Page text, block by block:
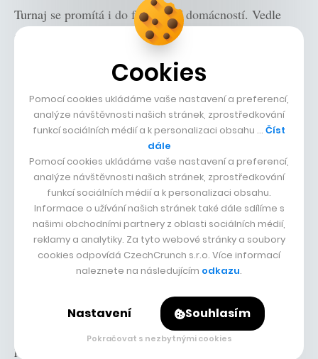
Turnaj se promítá i do fungování domácností. Vedle
samotných zápasů se tak v řadě z nich odehrává
ke spokojenosti všech. Více než 15 procent lidí je
ochotných kompenzovat noční sledování partnerovi
například převzetím neoblíbených domácích povinností,
11,5 procenta pak volí i jiné formy „úplatků“, například
vaření nebo pozvání do restaurace. Někteří si také
pořídili kvalitní bezdrátová sluchátka, aby sledováním
okolí nerušili. Téměř pětina respondentů je suverénní –
tvrdí, že se kvůli fotbalu nehodlá nijak omezovat, a
očekává, že se domácnost jednoduše přizpůsobí.
testem výdrže. Přesto platí, že podobné turnaje
pravidelně přinášejí momenty, kvůli nimž fanoušci rádi
podstupují trochu nepohodlí.
Cookies
Pomocí cookies ukládáme vaše nastavení a preferencí,
analýze návštěvnosti našich stránek, zprostředkování
funkcí sociálních médií a k personalizaci obsahu … Číst
dále
Pomocí cookies ukládáme vaše nastavení a preferencí,
analýze návštěvnosti našich stránek, zprostředkování
funkcí sociálních médií a k personalizaci obsahu.
Informace o užívání našich stránek také dále sdílíme s
našimi obchodními partnery z oblasti sociálních médií,
reklamy a analytiky. Za tyto webové stránky a soubory
cookies odpovídá CzechCrunch s.r.o. Více informací
naleznete na následujícím odkazu.
Nastavení Souhlasím
Pokračovat s nezbytnými cookies